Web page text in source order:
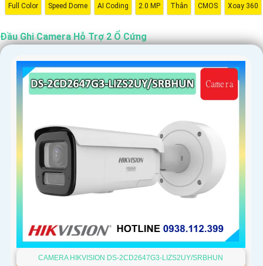
Full Color Speed Dome AI Coding 2.0 MP Thân CMOS Xoay 360
Đầu Ghi Camera Hỗ Trợ 2 Ổ Cứng
CAMERA HIKVISION DS-2CD2647G3-LIZS2UY/SRBHUN